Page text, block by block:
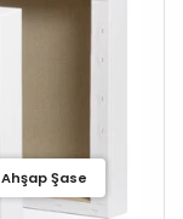
Ahşap Şase